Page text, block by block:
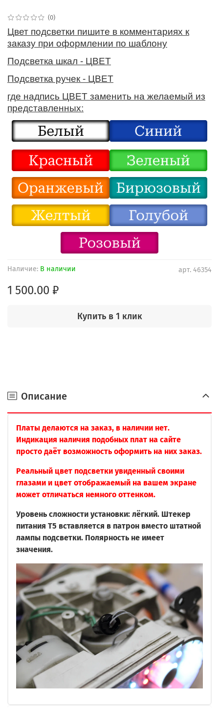
(0)
арт. 46354
Наличие: В наличии
1 500.00 ₽
Купить в 1 клик
Цвет подсветки пишите в комментариях к
заказу при оформлении по шаблону
Подсветка шкал - ЦВЕТ
Подсветка ручек - ЦВЕТ
где надпись ЦВЕТ заменить на желаемый из
представленных:
Описание
Платы делаются на заказ, в наличии нет.
Индикация наличия подобных плат на сайте
просто даёт возможность оформить на них заказ.
Реальный цвет подсветки увиденный своими
глазами и цвет отображаемый на вашем экране
может отличаться немного оттенком.
Уровень сложности установки: лёгкий. Штекер
питания Т5 вставляется в патрон вместо штатной
лампы подсветки. Полярность не имеет
значения.